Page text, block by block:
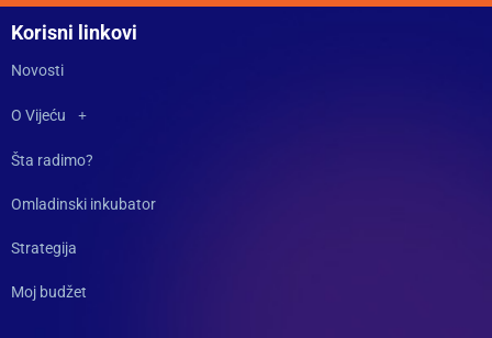
Korisni linkovi
Novosti
O Vijeću
Šta radimo?
Omladinski inkubator
Strategija
Moj budžet